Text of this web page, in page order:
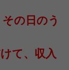
の日のう
て、収入